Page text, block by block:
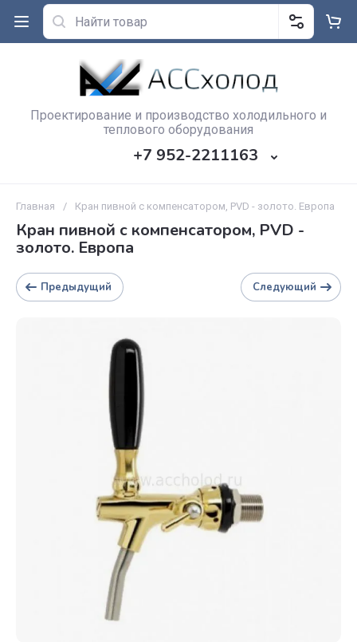
Проектирование и производство холодильного и
теплового оборудования
+7 952-2211163
Главная / Кран пивной с компенсатором, PVD - золото. Европа
Кран пивной с компенсатором, PVD -
золото. Европа
Предыдущий Следующий